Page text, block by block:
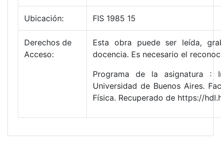
Ubicación: FIS 1985 15
Derechos de
Acceso:
Esta obra puede ser leída,
docencia. Es necesario el
Programa de la asignatura :
Universidad de Buenos Aires.
Física. Recuperado de https://